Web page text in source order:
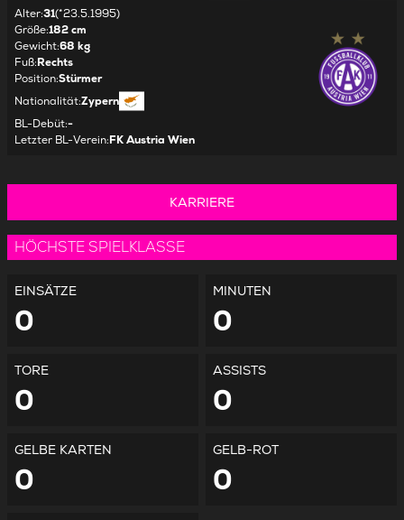
Alter:31(*23.5.1995)
Größe:182 cm
Gewicht:68 kg
Fuß:Rechts
Position:Stürmer
Nationalität:Zypern
BL-Debüt:-
Letzter BL-Verein:FK Austria Wien
KARRIERE
HÖCHSTE SPIELKLASSE
EINSÄTZE
0
MINUTEN
0
TORE
0
ASSISTS
0
GELBE KARTEN
0
GELB-ROT
0